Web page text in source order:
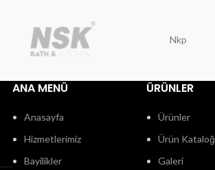
Nkp
ANA MENÜ
Anasayfa
Hizmetlerimiz
Bayilikler
ÜRÜNLER
Ürünler
Ürün
Galeri